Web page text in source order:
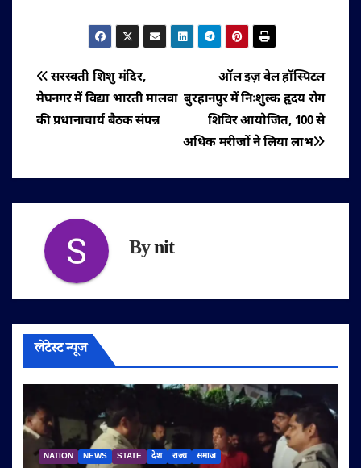
पोस्ट
नेविगेशन
ऑल इज़ वेल हॉस्पिटल
बुरहानपुर में निःशुल्क हृदय रोग
शिविर आयोजित, 100 से
अधिक मरीजों ने लिया लाभ
सरस्वती शिशु मंदिर,
मेघनगर में विद्या भारती मालवा
की प्रधानाचार्य बैठक संपन्न
Bynit
लेटेस्ट न्यूज
NATION NEWS STATE देश राज्य समाज